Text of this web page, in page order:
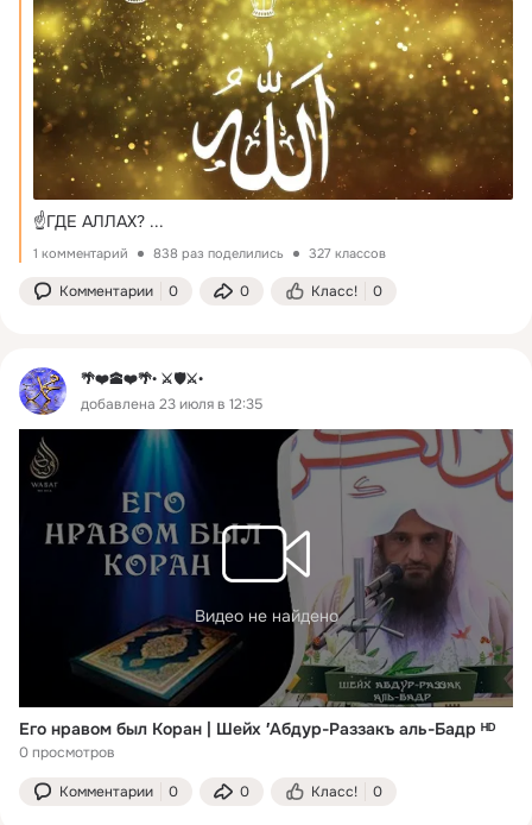
☝️ГДЕ АЛЛАХ? ...
1 комментарий 838 раз поделились 327 классов
Комментарии 0 0 Класс! 0
🌴❤️🕋❤️🌴• ⚔️🛡️⚔️•
добавлена 23 июля в 12:35
Видео не найдено
Его нравом был Коран | Шейх ′Абдур-Раззакъ аль-Бадр ᴴᴰ
0 просмотров
Комментарии 0 0 Класс! 0